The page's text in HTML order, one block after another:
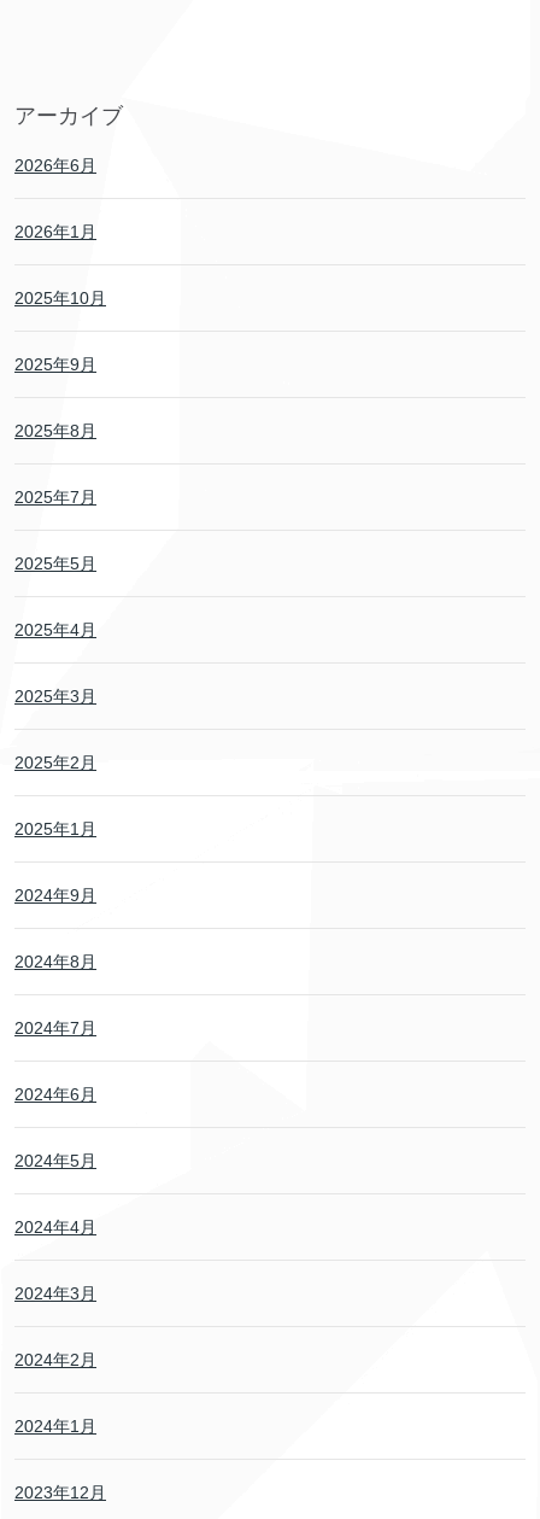
アーカイブ
2026年6月
2026年1月
2025年10月
2025年9月
2025年8月
2025年7月
2025年5月
2025年4月
2025年3月
2025年2月
2025年1月
2024年9月
2024年8月
2024年7月
2024年6月
2024年5月
2024年4月
2024年3月
2024年2月
2024年1月
2023年12月